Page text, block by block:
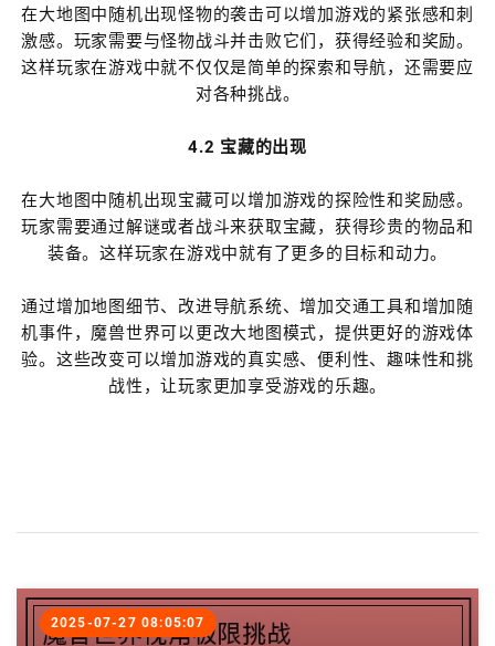
在大地图中随机出现怪物的袭击可以增加游戏的紧张感和刺
激感。玩家需要与怪物战斗并击败它们，获得经验和奖励。
这样玩家在游戏中就不仅仅是简单的探索和导航，还需要应
对各种挑战。
4.2 宝藏的出现
在大地图中随机出现宝藏可以增加游戏的探险性和奖励感。
玩家需要通过解谜或者战斗来获取宝藏，获得珍贵的物品和
装备。这样玩家在游戏中就有了更多的目标和动力。
通过增加地图细节、改进导航系统、增加交通工具和增加随
机事件，魔兽世界可以更改大地图模式，提供更好的游戏体
验。这些改变可以增加游戏的真实感、便利性、趣味性和挑
战性，让玩家更加享受游戏的乐趣。
2025-07-27 08:05:07